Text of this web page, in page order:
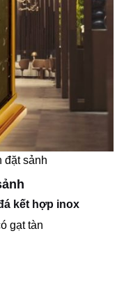
đặt sảnh
kết hợp inox
gạt tàn